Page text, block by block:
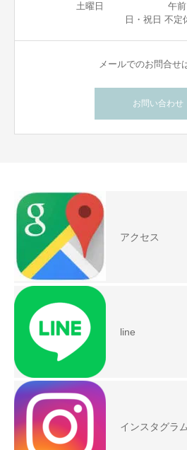
土曜日 午前
日・祝日 不定
メールでのお問合せ
お問い合わせ
アクセス
line
インスタグラ